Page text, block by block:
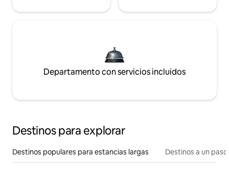
Departamento con servicios incluidos
Destinos para explorar
Destinos populares para estancias largas Destinos a un